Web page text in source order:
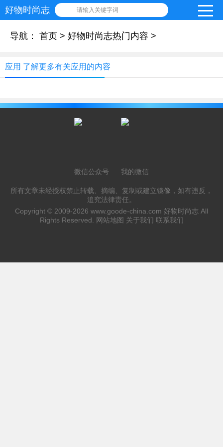
好物时尚志 请输入关键字词
导航： 首页 > 好物时尚志热门内容 >
应用 了解更多有关应用的内容
微信公众号 我的微信
所有文章未经授权禁止转载、摘编、复制或建立镜像，如有违反，
追究法律责任。
Copyright © 2009-2026 www.goode-china.com 好物时尚志 All
Rights Reserved.
网站地图 关于我们 联系我们